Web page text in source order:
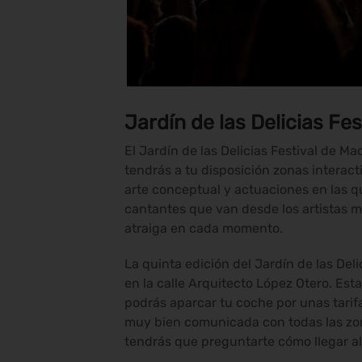
Jardín de las Delicias
El Jardín de las Delicias Festival de
tendrás a tu disposición zonas
arte conceptual y actuaciones en las
cantantes que van desde los artistas
atraiga en cada momento.
La quinta edición del Jardín de las
en la calle Arquitecto López Otero.
podrás aparcar tu coche por unas
muy bien comunicada con todas las
tendrás que preguntarte cómo llegar